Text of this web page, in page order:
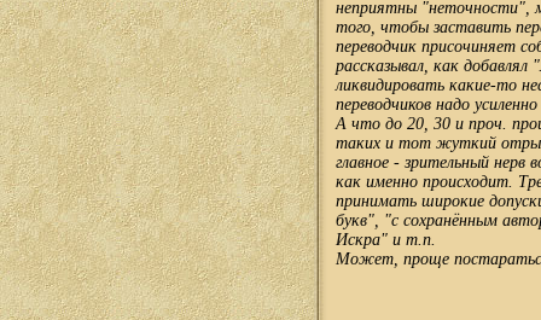
неприятны "неточности",
того, чтобы заставить
переводчик присочиняет
рассказывал, как
ликвидировать какие-то
переводчиков надо
А что до 20, 30 и проч.
таких и тот жуткий
главное - зрительный
как именно происходит.
принимать широкие
букв", "с сохранённым
Искра" и т.п.
Может, проще